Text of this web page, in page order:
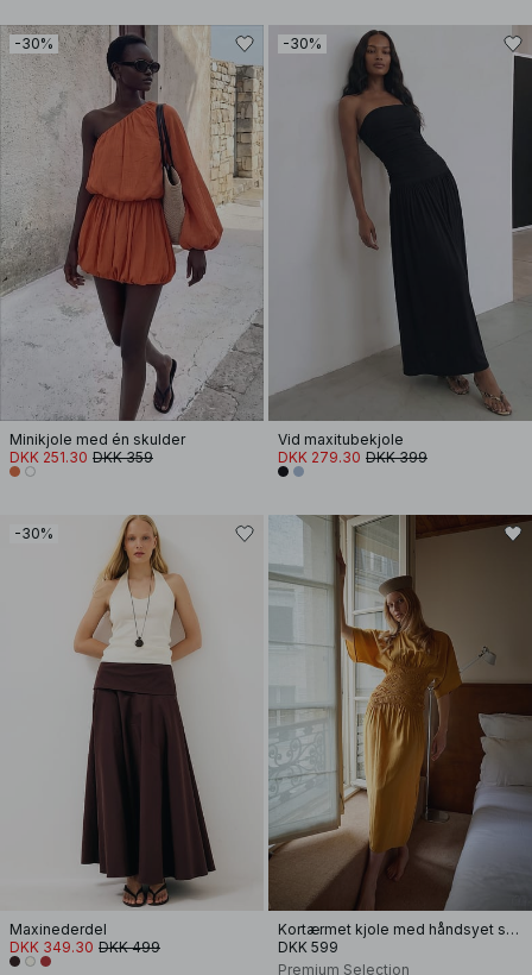
-30%
Minikjole med én skulder
DKK 251.30 DKK 359
-30%
Vid maxitubekjole
DKK 279.30 DKK 399
-30%
Maxinederdel
DKK 349.30 DKK 499
Kortærmet kjole med håndsyet smock
DKK 599
Premium Selection